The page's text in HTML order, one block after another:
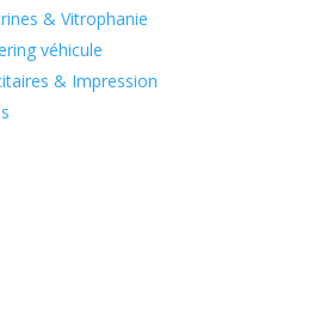
& Vitrophanie
véhicule
& Impression